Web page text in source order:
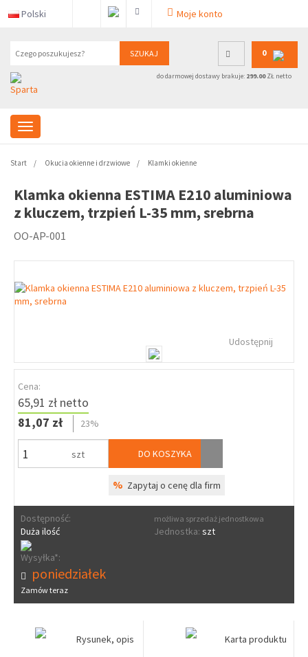
Polski Moje konto
SZUKAJ 0
do darmowej dostawy brakuje: 299.00ZŁ netto
Start Okucia okienne i drzwiowe Klamki okienne
Klamka okienna ESTIMA E210 aluminiowa
z kluczem, trzpień L-35 mm, srebrna
OO-AP-001
Udostępnij
Cena:
65,91 zł netto
81,07 zł
23%
szt DO KOSZYKA
% Zapytaj o cenę dla firm
Dostępność:
Duża ilość
możliwa sprzedaż jednostkowa
Jednostka: szt
Wysyłka*:
poniedziałek
Zamów teraz
Rysunek, opis Karta produktu